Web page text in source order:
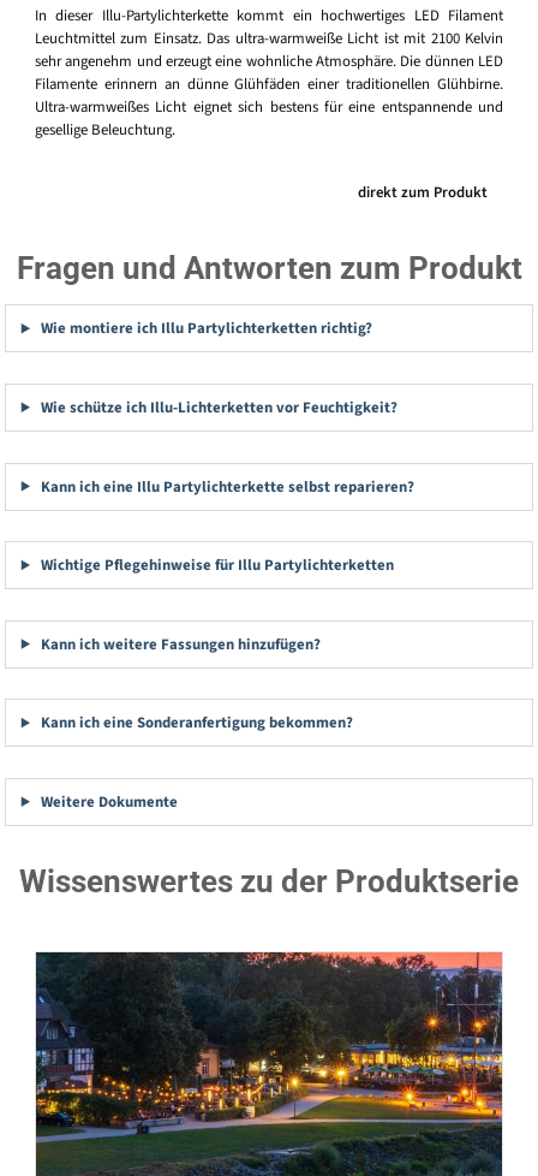
In dieser Illu-Partylichterkette kommt ein hochwertiges LED Filament
Leuchtmittel zum Einsatz. Das ultra-warmweiße Licht ist mit 2100 Kelvin
sehr angenehm und erzeugt eine wohnliche Atmosphäre. Die dünnen LED
Filamente erinnern an dünne Glühfäden einer traditionellen Glühbirne.
Ultra-warmweißes Licht eignet sich bestens für eine entspannende und
gesellige Beleuchtung.
direkt zum Produkt
Fragen und Antworten zum Produkt
Wie montiere ich Illu Partylichterketten richtig?
Wie schütze ich Illu-Lichterketten vor Feuchtigkeit?
Kann ich eine Illu Partylichterkette selbst reparieren?
Wichtige Pflegehinweise für Illu Partylichterketten
Kann ich weitere Fassungen hinzufügen?
Kann ich eine Sonderanfertigung bekommen?
Weitere Dokumente
Wissenswertes zu der Produktserie